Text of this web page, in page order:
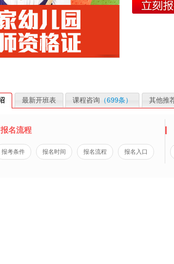
最新开班表 课程咨询 （699条） 其他推
报名流程
报考条件 报名时间 报名流程 报名入口